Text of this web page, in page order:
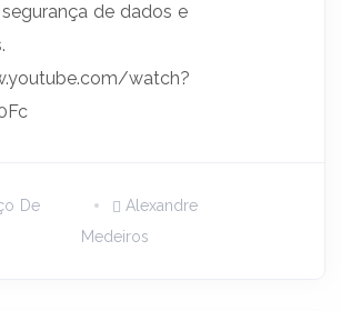
de dados e
watch?
De
Alexandre
Medeiros